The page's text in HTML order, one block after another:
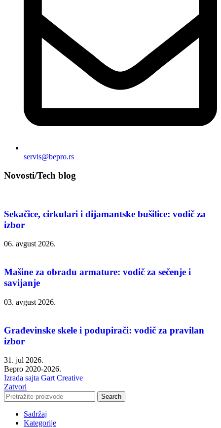
servis@bepro.rs
Novosti/Tech blog
Sekačice, cirkulari i dijamantske bušilice: vodič za
izbor
06. avgust 2026.
Mašine za obradu armature: vodič za sečenje i
savijanje
03. avgust 2026.
Građevinske skele i podupirači: vodič za pravilan
izbor
31. jul 2026.
Bepro 2020-2026.
Izrada sajta Gart Creative
Zatvori
Search
Sadržaj
Kategorije